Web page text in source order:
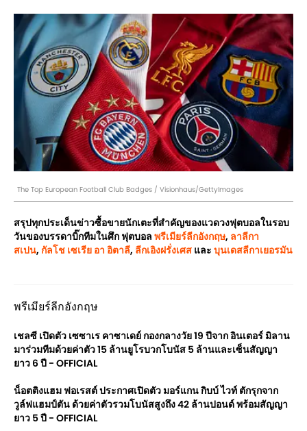
The Top European Football Club Badges / Visionhaus/GettyImages
สรุปทุกประเด็นข่าวซื้อขายนักเตะที่สำคัญของแวดวงฟุตบอลในรอบ
วันของบรรดาบิ๊กทีมในศึก ฟุตบอล พรีเมียร์ลีกอังกฤษ, ลาลีกา
สเปน, กัลโช เซเรีย อา อิตาลี, ลีกเอิงฝรั่งเศส และ บุนเดสลีกาเยอรมัน
พรีเมียร์ลีกอังกฤษ
เชลซี เปิดตัว เซซาเร คาซาเดย์ กองกลางวัย 19 ปีจาก อินเตอร์ มิลาน
มาร่วมทีมด้วยค่าตัว 15 ล้านยูโรบวกโบนัส 5 ล้านและเซ็นสัญญา
ยาว 6 ปี - OFFICIAL
น็อตติงแฮม ฟอเรสต์ ประกาศเปิดตัว มอร์แกน กิบบ์ ไวท์ ตักรุกจาก
วูล์ฟแฮมป์ตัน ด้วยค่าตัวรวมโบนัสสูงถึง 42 ล้านปอนด์ พร้อมสัญญา
ยาว 5 ปี - OFFICIAL